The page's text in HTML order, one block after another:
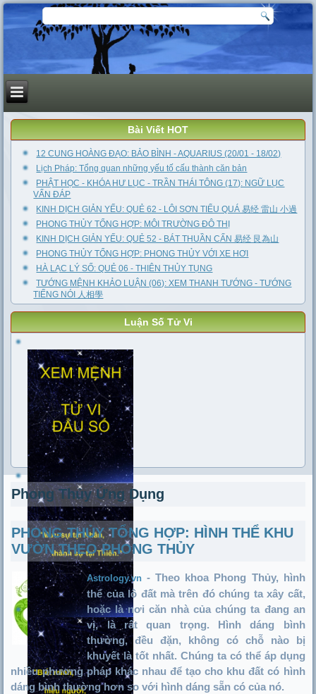
Bài Viết HOT
12 CUNG HOÀNG ĐẠO: BẢO BÌNH - AQUARIUS (20/01 - 18/02)
Lịch Pháp: Tổng quan những yếu tố cấu thành căn bản
PHẬT HỌC - KHÓA HƯ LỤC - TRẦN THÁI TÔNG (17): NGỮ LỤC
VẤN ĐÁP
KINH DỊCH GIẢN YẾU: QUẺ 62 - LÔI SƠN TIỂU QUÁ 易经 雷山 小過
PHONG THỦY TỔNG HỢP: MÔI TRƯỜNG ĐÔ THỊ
KINH DỊCH GIẢN YẾU: QUẺ 52 - BÁT THUẦN CẤN 易经 艮為山
PHONG THỦY TỔNG HỢP: PHONG THỦY VỚI XE HƠI
HÀ LẠC LÝ SỐ: QUẺ 06 - THIÊN THỦY TỤNG
TƯỚNG MỆNH KHẢO LUẬN (06): XEM THANH TƯỚNG - TƯỚNG
TIẾNG NÓI 人相學
Luận Số Tử Vi
Phong Thủy Ứng Dụng
PHONG THỦY TỔNG HỢP: HÌNH THỂ KHU
VƯỜN THEO PHONG THỦY
Astrology.vn - Theo khoa Phong Thủy, hình
thể của lô đất mà trên đó chúng ta xây cất,
hoặc là nơi căn nhà của chúng ta đang an
vị, là rất quan trọng. Hình dáng bình
thường, đều đặn, không có chỗ nào bị
khuyết là tốt nhất. Chúng ta có thể áp dụng
nhiều phương pháp khác nhau để tạo cho khu đất có hình
dáng bình thường hơn so với hình dáng sẵn có của nó.